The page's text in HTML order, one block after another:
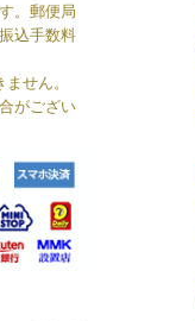
。郵便局
込手数料
せん。
がござい